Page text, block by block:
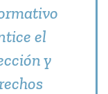
el
y